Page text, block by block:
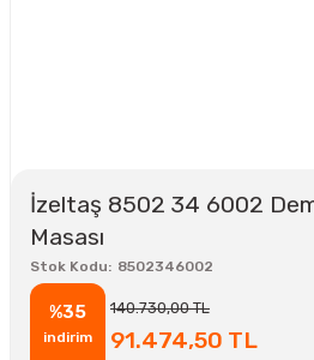
İzeltaş 8502 34 6002
Masası
Stok Kodu 8502346002
%35
indirim
140.730,00 TL
91.474,50 TL